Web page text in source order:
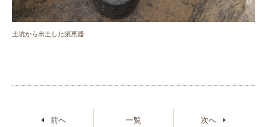
土坑から出土した須恵器
前へ 一覧 次へ